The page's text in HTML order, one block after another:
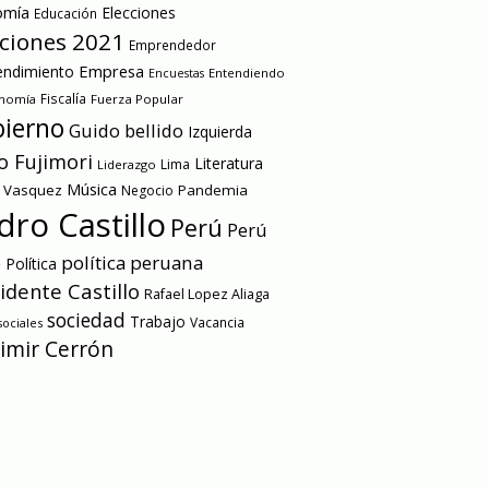
Educación Elecciones
2021 Emprendedor
Empresa Encuestas Entendiendo
Fiscalía Fuerza Popular
Guido bellido Izquierda
Fujimori Liderazgo Lima Literatura
Música Negocio Pandemia
Castillo Perú Perú
Política política peruana
Castillo Rafael Lopez Aliaga
sociedad Trabajo Vacancia
Cerrón